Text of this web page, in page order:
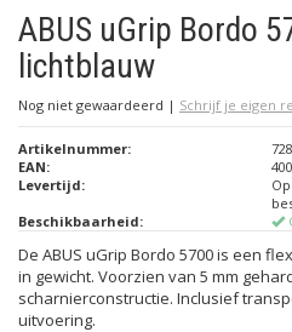
ABUS uGrip Bordo
lichtblauw
Nog niet gewaardeerd | Schrijf je eigen
Artikelnummer:
EAN:
Levertijd:
Beschikbaarheid:
De ABUS uGrip Bordo 5700 is een
in gewicht. Voorzien van 5 mm
scharnierconstructie. Inclusief
uitvoering.